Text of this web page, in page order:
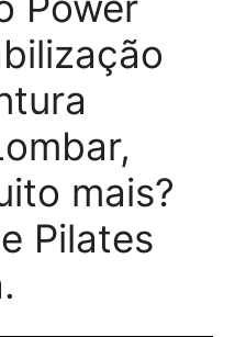
mais?
Pilates